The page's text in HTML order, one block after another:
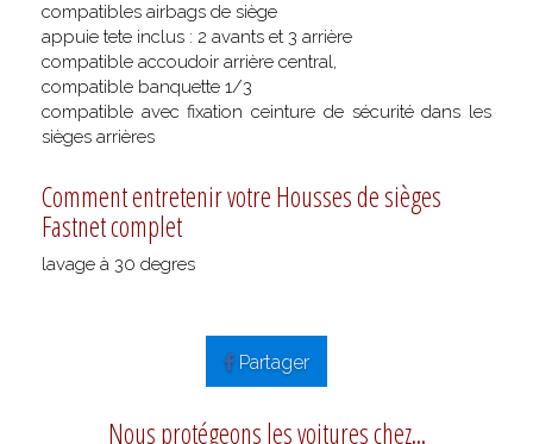
compatibles airbags de siège
appuie tete inclus : 2 avants et 3 arrière
compatible accoudoir arrière central,
compatible banquette 1/3
compatible avec fixation ceinture de sécurité dans les
sièges arrières
Comment entretenir votre Housses de sièges
Fastnet complet
lavage à 30 degres
Partager
Nous protégeons les voitures chez...